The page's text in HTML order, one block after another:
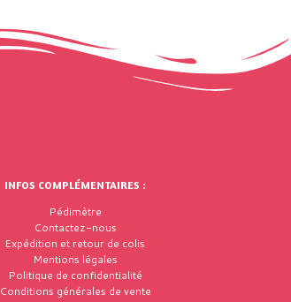
INFOS COMPLÉMENTAIRES :
Pédimètre
Contactez-nous
Expédition et retour de colis
Mentions légales
Politique de confidentialité
Conditions générales de vente